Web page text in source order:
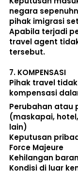
negara
pihak imigrasi
Apabila terjadi
travel agent
tersebut.
7. KOMPENSASI
Pihak travel
kompensasi
Perubahan atau
(maskapai,
lain)
Keputusan
Force Majeure
Kehilangan
Kondisi di luar